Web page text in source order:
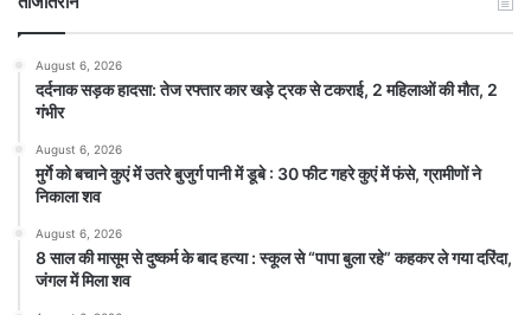
August 6, 2026
दर्दनाक सड़क हादसा: तेज रफ्तार कार खड़े ट्रक से टकराई, 2 महिलाओं की मौत, 2
गंभीर
August 6, 2026
मुर्गे को बचाने कुएं में उतरे बुजुर्ग पानी में डूबे : 30 फीट गहरे कुएं में फंसे, ग्रामीणों ने
निकाला शव
August 6, 2026
8 साल की मासूम से दुष्कर्म के बाद हत्या : स्कूल से “पापा बुला रहे” कहकर ले गया दरिंदा,
जंगल में मिला शव